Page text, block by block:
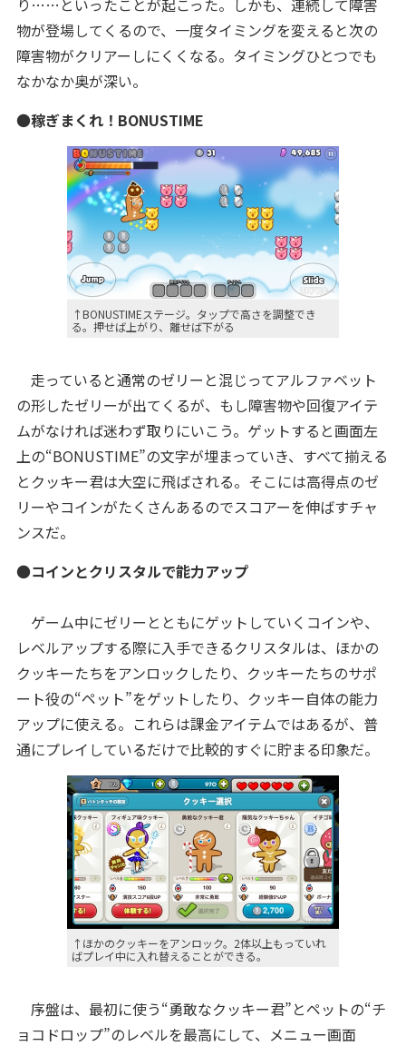
り……といったことが起こった。しかも、連続して障害
物が登場してくるので、一度タイミングを変えると次の
障害物がクリアーしにくくなる。タイミングひとつでも
なかなか奥が深い。
●稼ぎまくれ！BONUSTIME
↑BONUSTIMEステージ。タップで高さを調整でき
る。押せば上がり、離せば下がる
走っていると通常のゼリーと混じってアルファベット
の形したゼリーが出てくるが、もし障害物や回復アイテ
ムがなければ迷わず取りにいこう。ゲットすると画面左
上の“BONUSTIME”の文字が埋まっていき、すべて揃える
とクッキー君は大空に飛ばされる。そこには高得点のゼ
リーやコインがたくさんあるのでスコアーを伸ばすチャ
ンスだ。
●コインとクリスタルで能力アップ
ゲーム中にゼリーとともにゲットしていくコインや、
レベルアップする際に入手できるクリスタルは、ほかの
クッキーたちをアンロックしたり、クッキーたちのサポ
ート役の“ペット”をゲットしたり、クッキー自体の能力
アップに使える。これらは課金アイテムではあるが、普
通にプレイしているだけで比較的すぐに貯まる印象だ。
↑ほかのクッキーをアンロック。2体以上もっていれ
ばプレイ中に入れ替えることができる。
序盤は、最初に使う“勇敢なクッキー君”とペットの“チ
ョコドロップ”のレベルを最高にして、メニュー画面